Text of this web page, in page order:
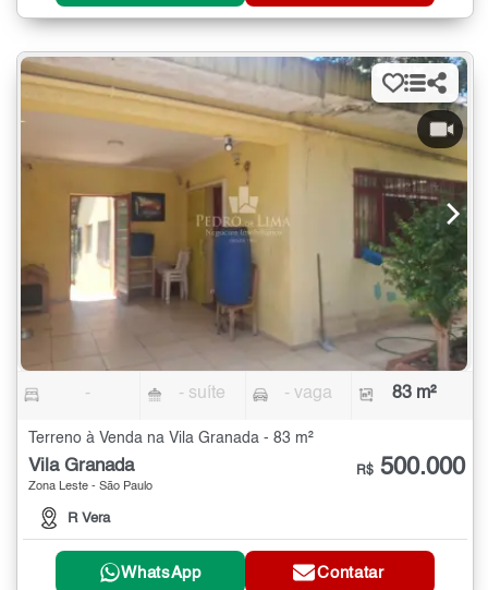
- - suíte - vaga 83 m²
Terreno à Venda na Vila Granada - 83 m²
Vila Granada
Zona Leste - São Paulo
R Vera
R$ 500.000
WhatsApp Contatar